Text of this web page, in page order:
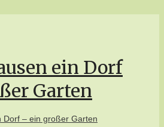
ein Dorf
Garten